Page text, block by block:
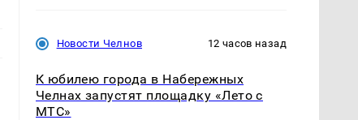
Новости Челнов 12 часов назад
К юбилею города в Набережных
Челнах запустят площадку «Лето с
МТС»